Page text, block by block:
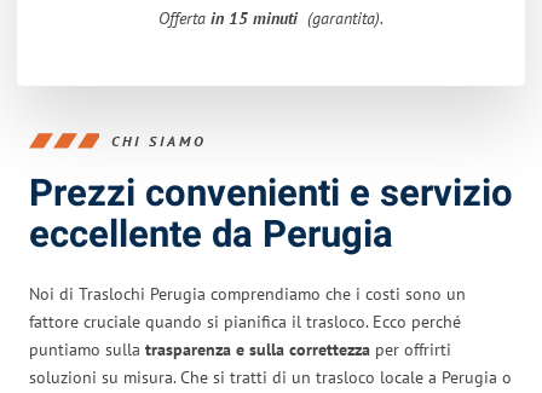
Offerta in 15 minuti (garantita).
CHI SIAMO
Prezzi convenienti e servizio
eccellente da Perugia
Noi di Traslochi Perugia comprendiamo che i costi sono un
fattore cruciale quando si pianifica il trasloco. Ecco perché
puntiamo sulla trasparenza e sulla correttezza per offrirti
soluzioni su misura. Che si tratti di un trasloco locale a Perugia o